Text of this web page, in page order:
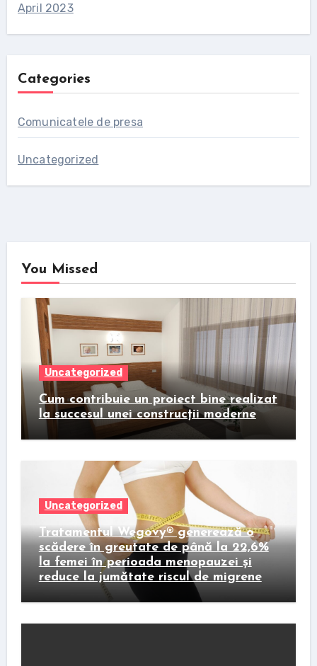
April 2023
Categories
Comunicatele de presa
Uncategorized
You Missed
Uncategorized
Cum contribuie un proiect bine realizat
la succesul unei construcții moderne
Uncategorized
Tratamentul Wegovy® generează o
scădere în greutate de până la 22,6%
la femei în perioada menopauzei și
reduce la jumătate riscul de migrene